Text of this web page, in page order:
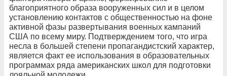
благоприятного образа вооруженных сил и в целом
установлению контактов с общественностью на фоне
активной фазы развертывания военных кампаний
США по всему миру. Подтверждением того, что игра
несла в большей степени пропагандистский характер,
является факт ее использования в образовательных
программах ряда американских школ для подготовки